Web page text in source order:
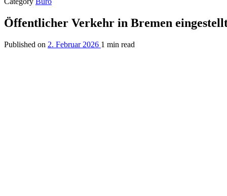
Öffentlicher Verkehr in Bremen
Published on 2. Februar 2026 1 min read